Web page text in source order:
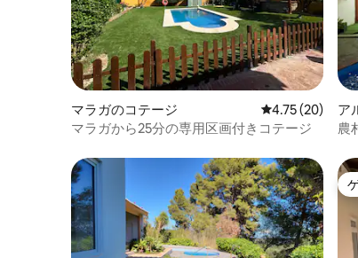
マラガのコテージ レビュー20件、
4.75 (20)
マラガから25分の専用区画付きコテージ
ア
デ
農